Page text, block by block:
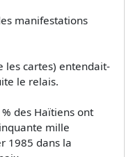
manifestations
les cartes) entendait-
le relais.
des Haïtiens ont
mille
1985 dans la